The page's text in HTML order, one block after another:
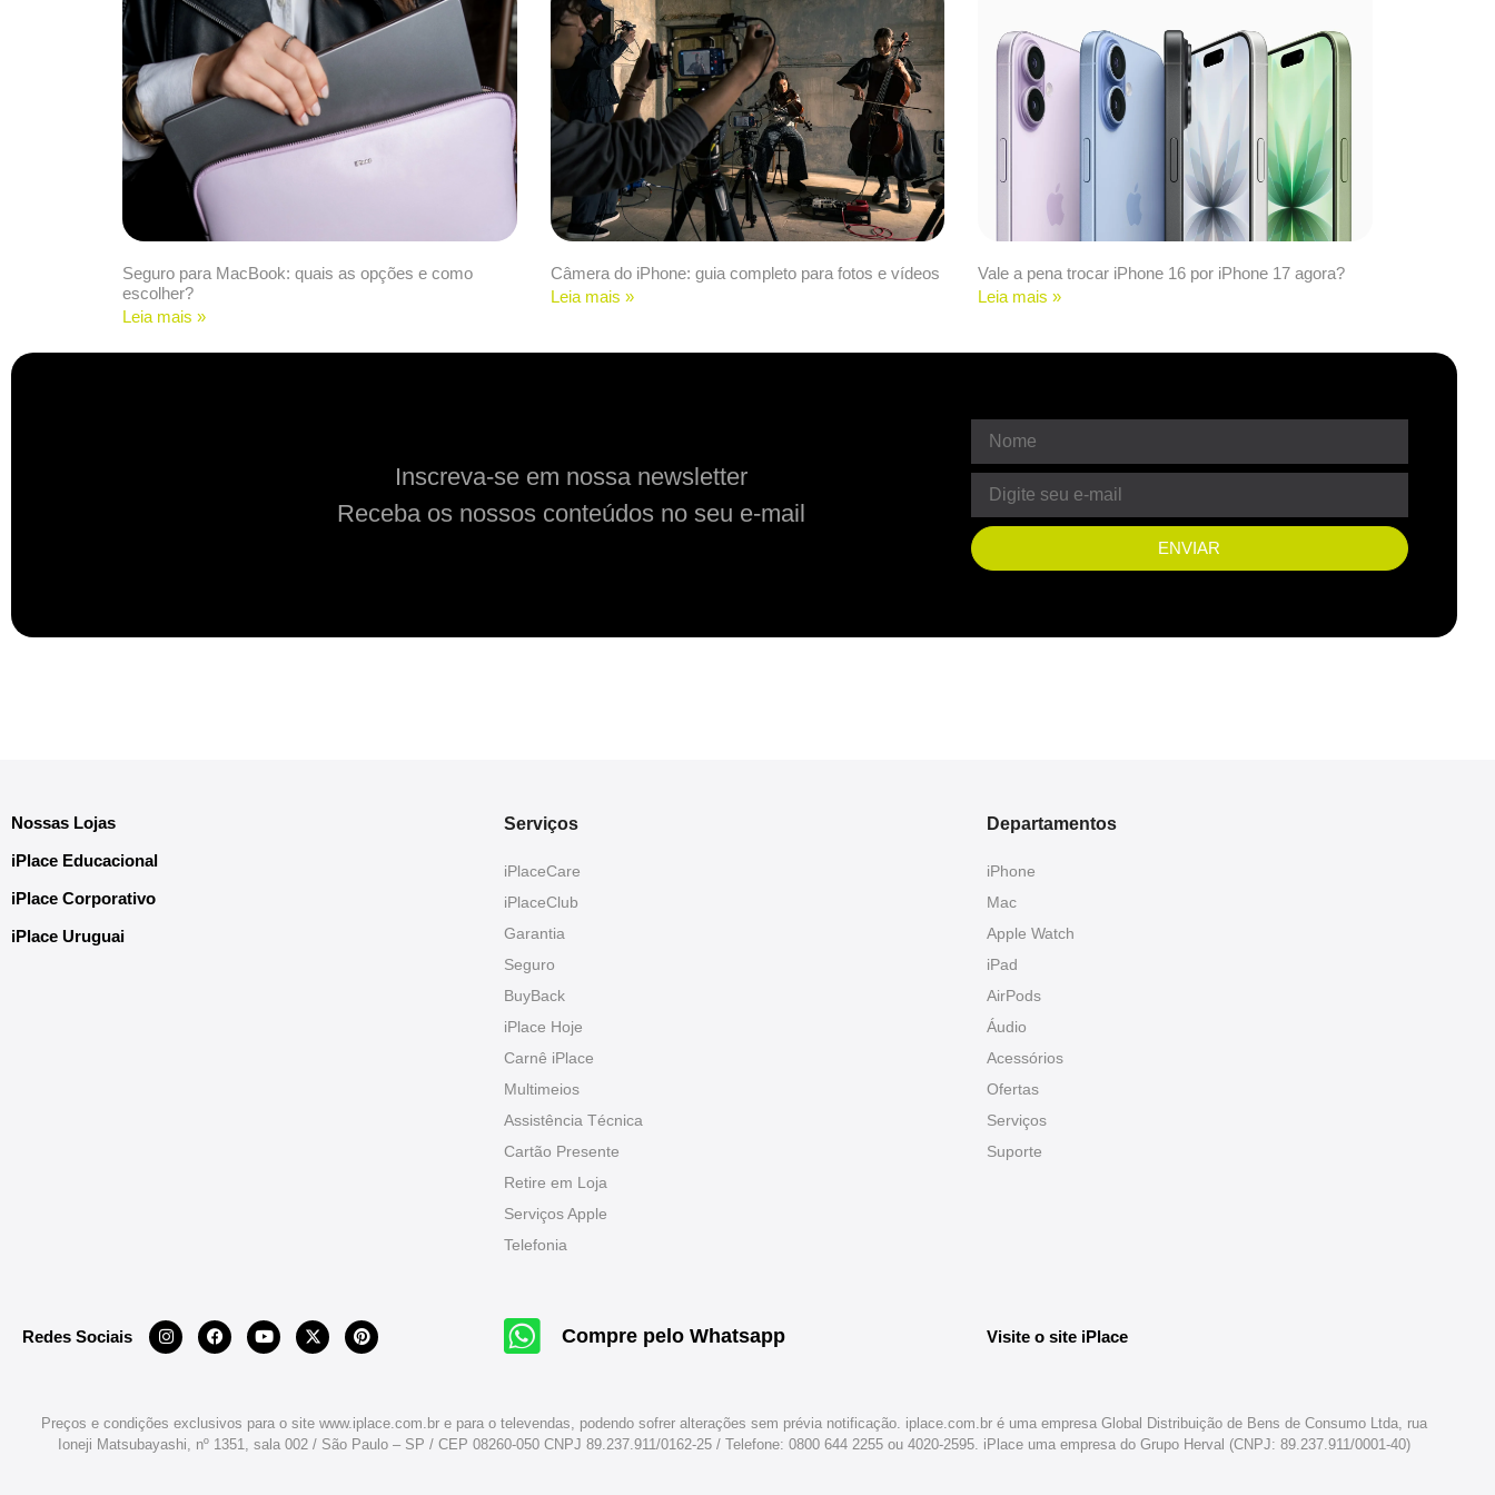
Seguro para MacBook: quais as opções e como
escolher?
Leia mais »
Câmera do iPhone: guia completo para fotos e vídeos
Leia mais »
Vale a pena trocar iPhone 16 por iPhone 17 agora?
Leia mais »
Inscreva-se em nossa newsletter
Receba os nossos conteúdos no seu e-mail
ENVIAR
Nossas Lojas
iPlace Educacional
iPlace Corporativo
iPlace Uruguai
Serviços
iPlaceCare
iPlaceClub
Garantia
Seguro
BuyBack
iPlace Hoje
Carnê iPlace
Multimeios
Assistência Técnica
Cartão Presente
Retire em Loja
Serviços Apple
Telefonia
Departamentos
iPhone
Mac
Apple Watch
iPad
AirPods
Áudio
Acessórios
Ofertas
Serviços
Suporte
Redes Sociais Compre pelo Whatsapp Visite o site iPlace
Preços e condições exclusivos para o site www.iplace.com.br e para o televendas, podendo sofrer alterações sem prévia notificação. iplace.com.br é uma empresa Global Distribuição de Bens de Consumo Ltda, rua
Ioneji Matsubayashi, nº 1351, sala 002 / São Paulo – SP / CEP 08260-050 CNPJ 89.237.911/0162-25 / Telefone: 0800 644 2255 ou 4020-2595. iPlace uma empresa do Grupo Herval (CNPJ: 89.237.911/0001-40)